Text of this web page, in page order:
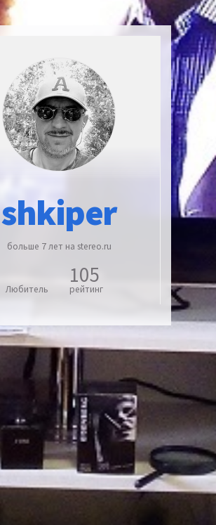
shkiper
больше 7 лет на stereo.ru
Любитель
105
рейтинг